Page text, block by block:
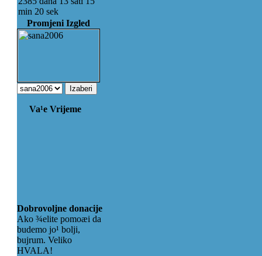
min 20 sek
Promjeni Izgled
Va¹e Vrijeme
Dobrovoljne donacije
Ako ¾elite pomoæi da
budemo jo¹ bolji,
bujrum. Veliko
HVALA!